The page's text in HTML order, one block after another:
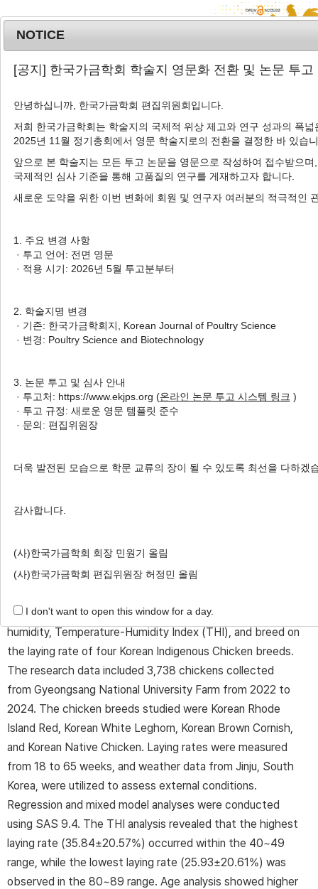
T
o
e
n
a
MENU
Korean J. Poult. Sci. 2025; 52(2):69-
77
pISSN: 1225-6625, eISSN: 2287-5387
Article
토종닭의 품종, 산란 연령 및 온․습도 지수가
최정우1 ,노동훈 ,
정
,송희망4 ,김승창 ,오상현
Temperature-Humidity Index on the
Laying Rate of Korean Indigenous
Jung-U Choi , Dong-Hun No
Seong-Hwan Park
,Da-Eun Han ,Eun Jung
Cho3 ,HuiMang Song4 , Seungchang Kim
Sang-Hyon Oh5,
Author Information & Copyright▼
Accepted:Jun 09, 2025
This study analyzed the effects of temperature,
humidity, Temperature-Humidity Index (THI), and breed on
the laying rate of four Korean Indigenous Chicken breeds.
The research data included 3,738 chickens collected
from Gyeongsang National University Farm from 2022 to
2024. The chicken breeds studied were Korean Rhode
Island Red, Korean White Leghorn, Korean Brown Cornish,
and Korean Native Chicken. Laying rates were measured
from 18 to 65 weeks, and weather data from Jinju, South
Korea, were utilized to assess external conditions.
Regression and mixed model analyses were conducted
using SAS 9.4. The THI analysis revealed that the highest
laying rate (35.84±20.57%) occurred within the 40~49
range, while the lowest laying rate (25.93±20.61%) was
observed in the 80~89 range. Age analysis showed higher
NOTICE
[공지] 한국가금학회 학술지 영문화 전환 및 논문 투고
안녕하십니까, 한국가금학회 편집위원회입니다.
저희 한국가금학회는 학술지의 국제적 위상 제고와 연구 성과의 폭넓
2025년 11월 정기총회에서 영문 학술지로의 전환을 결정한 바 있습
앞으로 본 학술지는 모든 투고 논문을 영문으로 작성하여 접수받으며,
국제적인 심사 기준을 통해 고품질의 연구를 게재하고자 합니다.
새로운 도약을 위한 이번 변화에 회원 및 연구자 여러분의 적극적인
1. 주요 변경 사항
· 투고 언어: 전면 영문
· 적용 시기: 2026년 5월 투고분부터
2. 학술지명 변경
· 기존: 한국가금학회지, Korean Journal of Poultry Science
· 변경: Poultry Science and Biotechnology
3. 논문 투고 및 심사 안내
· 투고처: https://www.ekjps.org (온라인 논문 투고 시스템 링크 )
· 투고 규정: 새로운 영문 템플릿 준수
· 문의: 편집위원장
더욱 발전된 모습으로 학문 교류의 장이 될 수 있도록 최선을 다하겠
감사합니다.
(사)한국가금학회 회장 민원기 올림
(사)한국가금학회 편집위원장 허정민 올림
I don't want to open this window for a day.